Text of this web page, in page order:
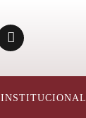
INSTITUCIONAL